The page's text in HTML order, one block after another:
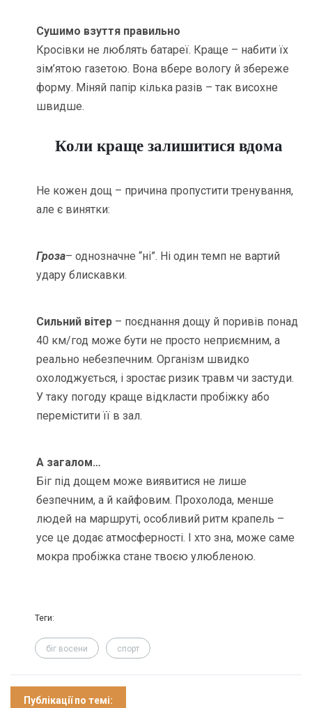
Сушимо взуття правильно
Кросівки не люблять батареї. Краще – набити їх
зім’ятою газетою. Вона вбере вологу й збереже
форму. Міняй папір кілька разів – так висохне
швидше.
Коли краще залишитися вдома
Не кожен дощ – причина пропустити тренування,
але є винятки:
Гроза– однозначне “ні”. Ні один темп не вартий
удару блискавки.
Сильний вітер – поєднання дощу й поривів понад
40 км/год може бути не просто неприємним, а
реально небезпечним. Організм швидко
охолоджується, і зростає ризик травм чи застуди.
У таку погоду краще відкласти пробіжку або
перемістити її в зал.
А загалом…
Біг під дощем може виявитися не лише
безпечним, а й кайфовим. Прохолода, менше
людей на маршруті, особливий ритм крапель –
усе це додає атмосферності. І хто зна, може саме
мокра пробіжка стане твоєю улюбленою.
Теги:
біг восени спорт
Публікації по темі: